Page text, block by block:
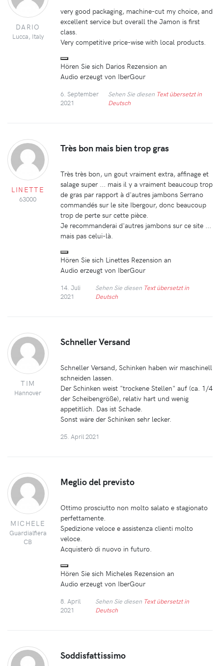
DARIO
Lucca, Italy
very good packaging, machine-cut my choice, and
excellent service but overall the Jamon is first
class.
Very competitive price-wise with local products.
Hören Sie sich Darios Rezension an
Audio erzeugt von IberGour
6. September
2021
Sehen Sie diesen Text übersetzt in
Deutsch
LINETTE
63000
Très bon mais bien trop gras
Très très bon, un gout vraiment extra, affinage et
salage super ... mais il y a vraiment beaucoup trop
de gras par rapport à d'autres jambons Serrano
commandés sur le site Ibergour, donc beaucoup
trop de perte sur cette pièce.
Je recommanderai d'autres jambons sur ce site ...
mais pas celui-là.
Hören Sie sich Linettes Rezension an
Audio erzeugt von IberGour
14. Juli
2021
Sehen Sie diesen Text übersetzt in
Deutsch
TIM
Hannover
Schneller Versand
Schneller Versand, Schinken haben wir maschinell
schneiden lassen.
Der Schinken weist "trockene Stellen" auf (ca. 1/4
der Scheibengröße), relativ hart und wenig
appetitlich. Das ist Schade.
Sonst wäre der Schinken sehr lecker.
25. April 2021
MICHELE
Guardialfiera
CB
Meglio del previsto
Ottimo prosciutto non molto salato e stagionato
perfettamente.
Spedizione veloce e assistenza clienti molto
veloce.
Acquisterò di nuovo in futuro.
Hören Sie sich Micheles Rezension an
Audio erzeugt von IberGour
8. April
2021
Sehen Sie diesen Text übersetzt in
Deutsch
Soddisfattissimo